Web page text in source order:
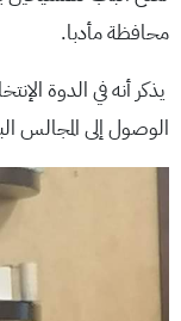
محافظة مأدبا.
الوصول إلى المجالس